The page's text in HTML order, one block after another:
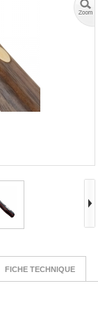
FICHE TECHNIQUE